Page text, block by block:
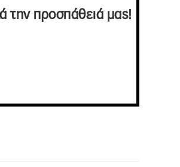
την προσπάθειά μας!